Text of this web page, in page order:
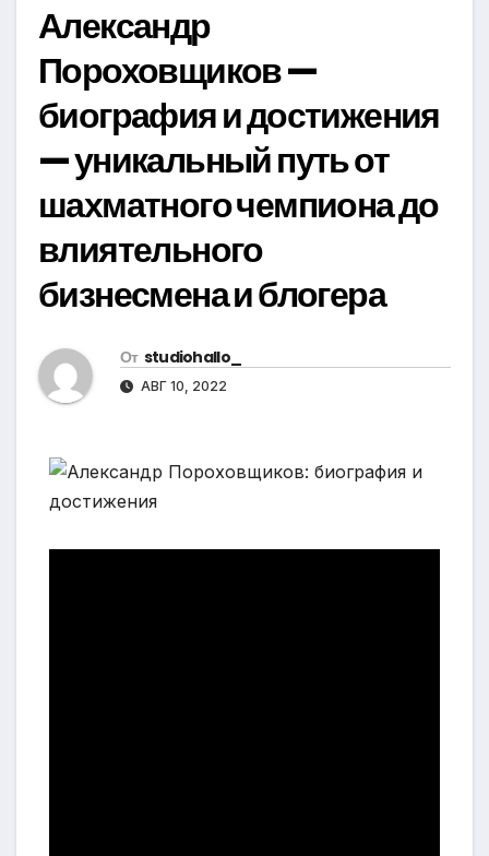
Александр
Пороховщиков —
биография и достижения
— уникальный путь от
шахматного чемпиона до
влиятельного
бизнесмена и блогера
От studiohallo_
АВГ 10, 2022